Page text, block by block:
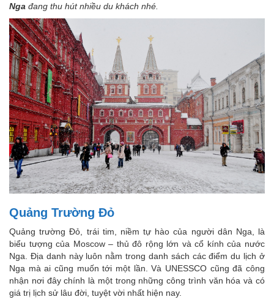
Nga đang thu hút nhiều du khách nhé.
Quảng Trường Đỏ
Quảng trường Đỏ, trái tim, niềm tự hào của người dân Nga, là
biểu tượng của Moscow – thủ đô rộng lớn và cổ kính của nước
Nga. Địa danh này luôn nằm trong danh sách các điểm du lịch ở
Nga mà ai cũng muốn tới một lần. Và UNESSCO cũng đã công
nhận nơi đây chính là một trong những công trình văn hóa và có
giá trị lịch sử lâu đời, tuyệt vời nhất hiện nay.